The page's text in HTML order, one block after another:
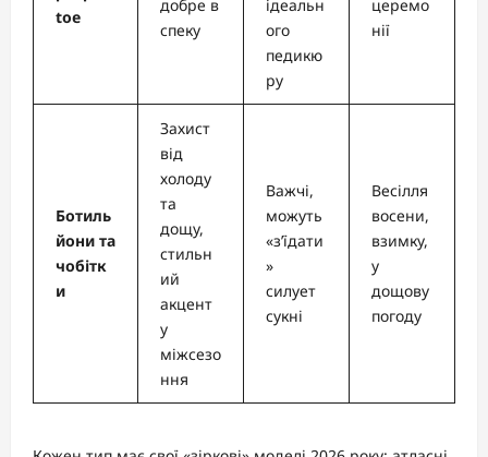
toe
добре в
спеку
ідеальн
ого
педикю
ру
церемо
нії
Ботиль
йони та
чобітк
и
Захист
від
холоду
та
дощу,
стильн
ий
акцент
у
міжсезо
ння
Важчі,
можуть
«з’їдати
»
силует
сукні
Весілля
восени,
взимку,
у
дощову
погоду